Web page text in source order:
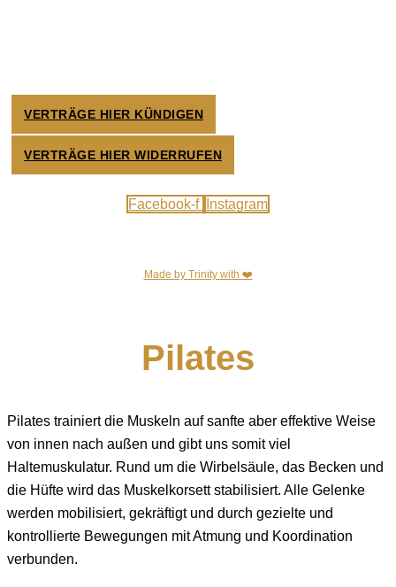
VERTRÄGE HIER KÜNDIGEN
VERTRÄGE HIER WIDERRUFEN
Facebook-f Instagram
Made by Trinity with ❤️
Pilates
Pilates trainiert die Muskeln auf sanfte aber effektive Weise
von innen nach außen und gibt uns somit viel
Haltemuskulatur. Rund um die Wirbelsäule, das Becken und
die Hüfte wird das Muskelkorsett stabilisiert. Alle Gelenke
werden mobilisiert, gekräftigt und durch gezielte und
kontrollierte Bewegungen mit Atmung und Koordination
verbunden.